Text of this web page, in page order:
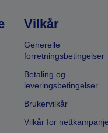
Vilkår
Generelle
forretningsbetingelser
Betaling og
leveringsbetingelser
Brukervilkår
Vilkår for